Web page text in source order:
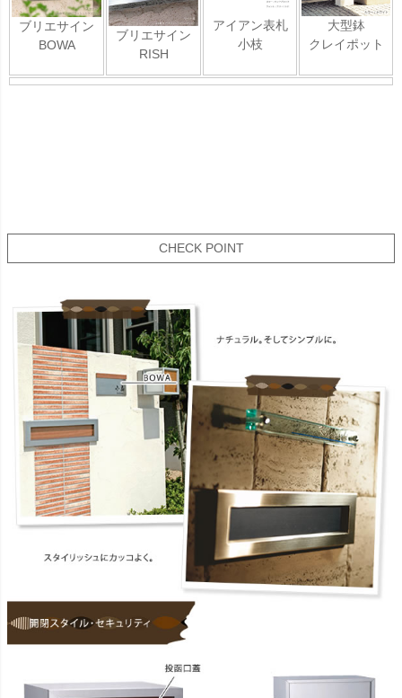
ブリエサイン
BOWA
ブリエサイン
RISH
アイアン表札
小枝
大型鉢
クレイポット
CHECK POINT